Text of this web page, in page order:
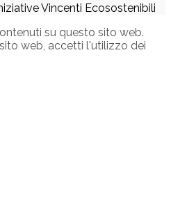
Vincenti Ecosostenibili
su questo sito web.
web, accetti l'utilizzo dei